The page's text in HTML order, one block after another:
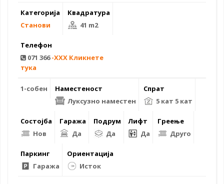
Категорија
Станови
Квадратура
41 m2
Телефон
071 366-XXX Кликнете
тука
1-собен
Наместеност
Луксузно наместен
Спрат
5 кат 5 кат
Состојба
Нов
Гаража
Да
Подрум
Да
Лифт
Да
Греење
Друго
Паркинг
Гаража
Ориентација
Исток